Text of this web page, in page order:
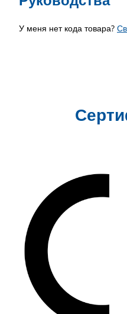
У меня нет кода товара?